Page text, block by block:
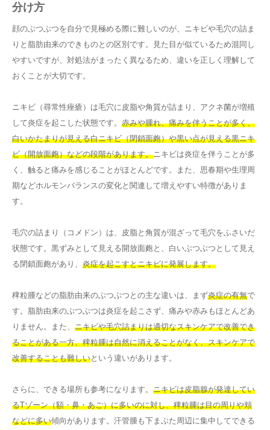
分け方
顔のぶつぶつを自分で見極める際に難しいのが、ニキビや毛穴の詰ま
りと脂肪由来のできものとの区別です。見た目が似ているため混同し
やすいですが、対処法がまったく異なるため、違いを正しく理解して
おくことが大切です。
ニキビ（尋常性痤瘡）は毛穴に皮脂や角質が詰まり、アクネ菌が増殖
して炎症を起こした状態です。 赤みや腫れ、痛みを伴うことが多く、
白いかたまりが見える白ニキビ（閉鎖面皰）や黒い点が見える黒ニキ
ビ（開放面皰）などの段階があります。ニキビは炎症を伴うことが多
く、触ると痛みを感じることがほとんどです。また、思春期や生理周
期などホルモンバランスの変化と関連して増えやすい特徴がありま
す。
毛穴の詰まり（コメドン）は、皮脂と角質が混ざって毛穴をふさいだ
状態です。黒ずみとして見える開放面皰と、白いぶつぶつとして見え
る閉鎖面皰があり、 炎症を起こすとニキビに発展します。
稗粒腫などの脂肪由来のぶつぶつとの主な違いは、まず炎症の有無で
す。脂肪由来のぶつぶつは炎症を起こさず、痛みや赤みもほとんどあ
りません。また、 ニキビや毛穴詰まりは適切なスキンケアで改善でき
ることがある一方、稗粒腫は自然に消えることがなく、スキンケアで
改善することも難しいという違いがあります。
さらに、できる場所も参考になります。 ニキビは皮脂腺が発達してい
るTゾーン（額・鼻・あご）に多いのに対し、稗粒腫は目の周りや頬
などに多い傾向があります。汗管腫も下まぶた周辺に集中してできる